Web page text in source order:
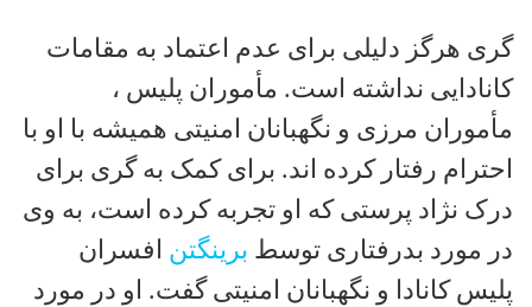
گری هرگز دلیلی برای عدم اعتماد به مقامات
کانادایی نداشته است. مأموران پلیس ،
مأموران مرزی و نگهبانان امنیتی همیشه با او با
احترام رفتار کرده اند. برای کمک به گری برای
درک نژاد پرستی که او تجربه کرده است، به وی
در مورد بدرفتاری توسط برینگتن افسران
پلیس کانادا و نگهبانان امنیتی گفت. او در مورد